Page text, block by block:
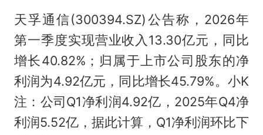
天孚通信(300394.SZ)公告称，2026年
第一季度实现营业收入13.30亿元，同比
增长40.82%；归属于上市公司股东的净
利润为4.92亿元，同比增长45.79%。小K
注：公司Q1净利润4.92亿，2025年Q4净
利润5.52亿，据此计算，Q1净利润环比下